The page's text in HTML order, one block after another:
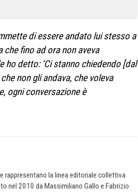
di essere andato lui stesso a
che fino ad ora non aveva
ho detto: ‘Ci stanno chiedendo [dal
non gli andava, che voleva
ogni conversazione è
rappresentano la linea editoriale collettiva
nel 2010 da Massimiliano Gallo e Fabrizio